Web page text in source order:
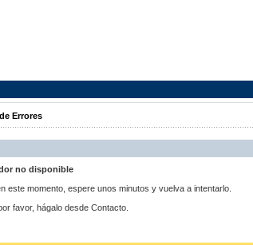
Errores
no disponible
este momento, espere unos minutos y vuelva a intentarlo.
favor, hágalo desde Contacto.